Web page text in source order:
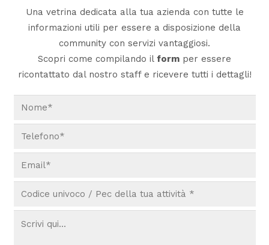
Una vetrina dedicata alla tua azienda con tutte le
informazioni utili per essere a disposizione della
community con servizi vantaggiosi.
Scopri come compilando il form per essere
ricontattato dal nostro staff e ricevere tutti i dettagli!